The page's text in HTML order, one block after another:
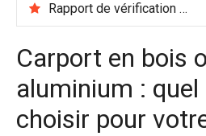
Rapport de vérification sécurité : à conserver précieusement
Carport en bois
aluminium : quel
choisir pour